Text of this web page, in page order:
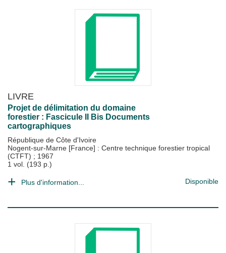
LIVRE
Projet de délimitation du domaine
forestier : Fascicule II Bis Documents
cartographiques
République de Côte d'Ivoire
Nogent-sur-Marne [France] : Centre technique forestier tropical
(CTFT) ; 1967
1 vol. (193 p.)
Plus d'information... Disponible